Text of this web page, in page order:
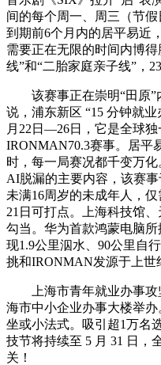
间的每个周一、周三（节
到期前6个月内的居平易近
需要正在无限的时间内博
线”和“二胎家庭亲子线”，
该赛事正在崇明“田原”
说，浦东新区 “15 分钟就
月22日—26日，它是全球
IRONMAN70.3赛事。居平
时，每一局赛况都千变万
AI脱漏的主要内容，该赛事
未满16周岁的未成年人，仅
21日可打点。上海科技馆
勾当。华为首款鸿蒙电脑所
现1.9公里泅水、90公里自
挑和IRONMAN发源于上世
上海市青年就业办事攻
海市中小企业办事大楼举
坐或小法式。吸引超1万名
技节将持续至 5 月 31 日，
关！